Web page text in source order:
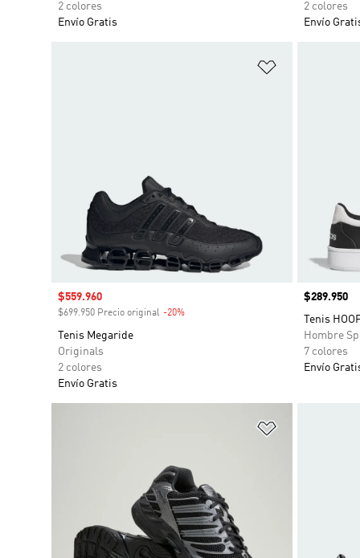
2 colores
Envío Gratis
2 colores
Envío
Precio de venta
$559.960
$699.950 Precio original -20%
Tenis Megaride
Originals
2 colores
Envío Gratis
Precio
$289.950
Tenis
Hombre
7 colores
Envío